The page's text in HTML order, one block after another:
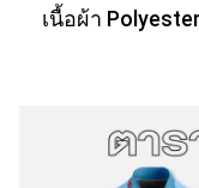
เนื้อผ้า